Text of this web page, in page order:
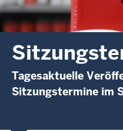
Tagesaktuelle
Sitzungstermine im